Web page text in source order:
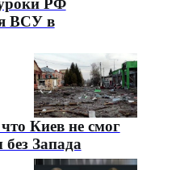
РФ
ВСУ в
Киев не смог
Запада